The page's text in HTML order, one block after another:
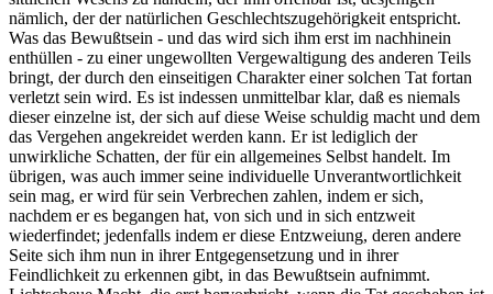
nämlich, der der natürlichen Geschlechtszugehörigkeit entspricht.
Was das Bewußtsein - und das wird sich ihm erst im nachhinein
enthüllen - zu einer ungewollten Vergewaltigung des anderen Teils
bringt, der durch den einseitigen Charakter einer solchen Tat fortan
verletzt sein wird. Es ist indessen unmittelbar klar, daß es niemals
dieser einzelne ist, der sich auf diese Weise schuldig macht und dem
das Vergehen angekreidet werden kann. Er ist lediglich der
unwirkliche Schatten, der für ein allgemeines Selbst handelt. Im
übrigen, was auch immer seine individuelle Unverantwortlichkeit
sein mag, er wird für sein Verbrechen zahlen, indem er sich,
nachdem er es begangen hat, von sich und in sich entzweit
wiederfindet; jedenfalls indem er diese Entzweiung, deren andere
Seite sich ihm nun in ihrer Entgegensetzung und in ihrer
Feindlichkeit zu erkennen gibt, in das Bewußtsein aufnimmt.